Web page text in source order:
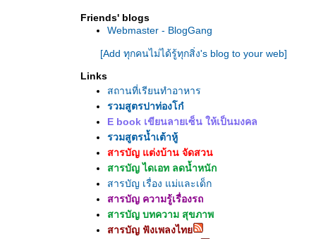
Friends' blogs
Webmaster - BlogGang
[Add ทุกคนไม่ได้รู้ทุกสิ่ง's blog to your web]
Links
สถานที่เรียนทำอาหาร
รวมสูตรปาท่องโก๋
E book เขียนลายเซ็น ให้เป็นมงคล
รวมสูตรน้ำเต้าหู้
สารบัญ แต่งบ้าน จัดสวน
สารบัญ ไดเอท ลดน้ำหนัก
สารบัญ เรื่อง แม่และเด็ก
สารบัญ ความรู้เรื่องรถ
สารบัญ บทความ สุขภาพ
สารบัญ ฟังเพลงไท